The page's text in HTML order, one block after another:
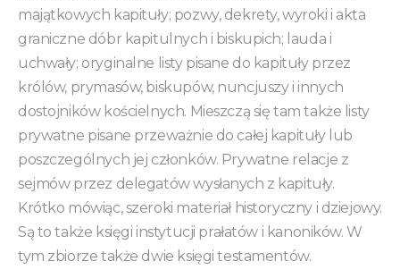
majątkowych kapituły; pozwy, dekrety, wyroki i akta
graniczne dóbr kapitulnych i biskupich; lauda i
uchwały; oryginalne listy pisane do kapituły przez
królów, prymasów, biskupów, nuncjuszy i innych
dostojników kościelnych. Mieszczą się tam także listy
prywatne pisane przeważnie do całej kapituły lub
poszczególnych jej członków. Prywatne relacje z
sejmów przez delegatów wysłanych z kapituły.
Krótko mówiąc, szeroki materiał historyczny i dziejowy.
Są to także księgi instytucji prałatów i kanoników. W
tym zbiorze także dwie księgi testamentów.